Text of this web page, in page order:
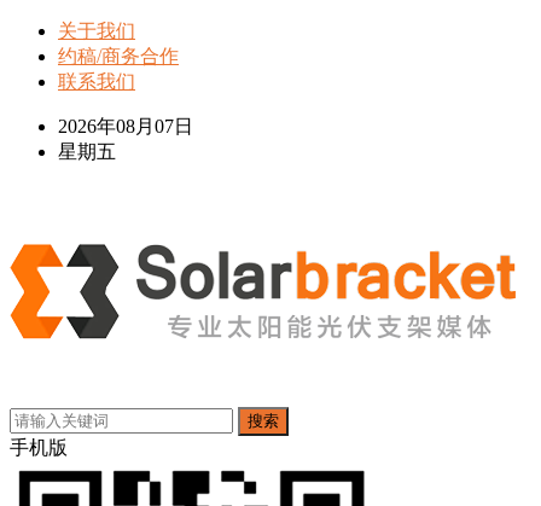
关于我们
约稿/商务合作
联系我们
2026年08月07日
星期五
搜索
手机版